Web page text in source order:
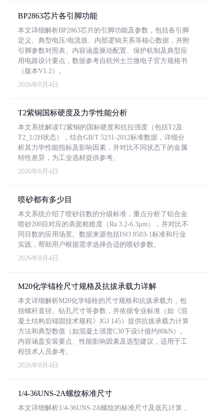
BP2863芯片各引脚功能
本文详细解析BP2863芯片的引脚功能及参数，包括各引脚
定义、典型电压/电流值、内部逻辑关系等核心数据，并附
引脚参数对照表。内容涵盖驱动配置、保护机制及典型应
用电路设计要点，数据参考自杭州士兰微电子官方规格书
（版本V1.2）。
2026年8月4日
T2紫铜国标硬度及力学性能分析
本文系统解读T2紫铜的国标硬度和抗拉强度（包括T2及
T2_1/2H状态），结合GB/T 5231-2012标准数据，详细分
析其力学性能指标及影响因素，并对比不同状态下的金属
特性差异，为工业选材提供参考。
2026年8月4日
喷砂都有多少目
本文系统介绍了喷砂目数的分级标准，重点分析了铝合金
喷砂200目对应的表面粗糙度（Ra 3.2-6.3μm），并对比不
同目数的应用场景。数据来源包括ISO 8503-1标准和行业
实践，帮助用户根据需求选择合适的喷砂参数。
2026年8月4日
M20化学锚栓尺寸规格及抗拔承载力详解
本文详细解析M20化学锚栓的尺寸规格和抗拔承载力，包
括螺杆直径、钻孔尺寸等参数，并依据专业标准（如《混
凝土结构后锚固技术规程》JGJ 145）提供抗拔承载力计算
方法和典型数值（如混凝土强度C30下设计值约80kN）。
内容涵盖安装要点、性能影响因素及选型建议，适用于工
程技术人员参考。
2026年8月4日
1/4-36UNS-2A螺纹标准尺寸
本文详细解析1/4-36UNS-2A螺纹的标准尺寸及底孔计算，